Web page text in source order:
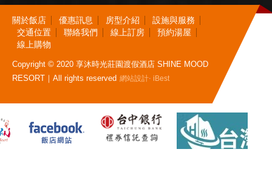
關於飯店 優惠訊息 房型介紹 設施與服務
交通位置 聯絡我們 線 上訂房 預約湯屋
線 上購物
Copyright © 2020 享沐時光莊園渡假酒店 SHINE MOOD
RESORT｜All rights reserved 網站設計‧ iBest